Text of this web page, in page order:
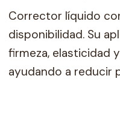
Corrector líquido
disponibilidad. Su
firmeza, elasticidad
ayudando a reducir